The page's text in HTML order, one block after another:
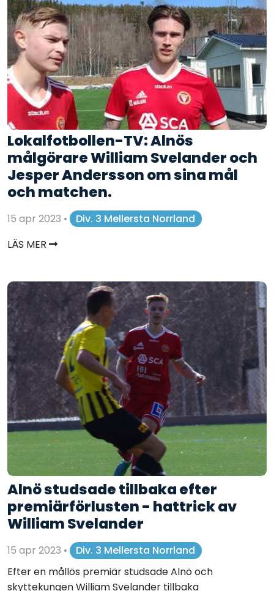
Lokalfotbollen-TV: Alnös
målgörare William Svelander och
Jesper Andersson om sina mål
och matchen.
15 apr 2023 •
Div. 3 Mellersta Norrland
LÄS MER
Alnö studsade tillbaka efter
premiärförlusten - hattrick av
William Svelander
15 apr 2023 •
Div. 3 Mellersta Norrland
Efter en mållös premiär studsade Alnö och
skyttekungen William Svelander tillbaka